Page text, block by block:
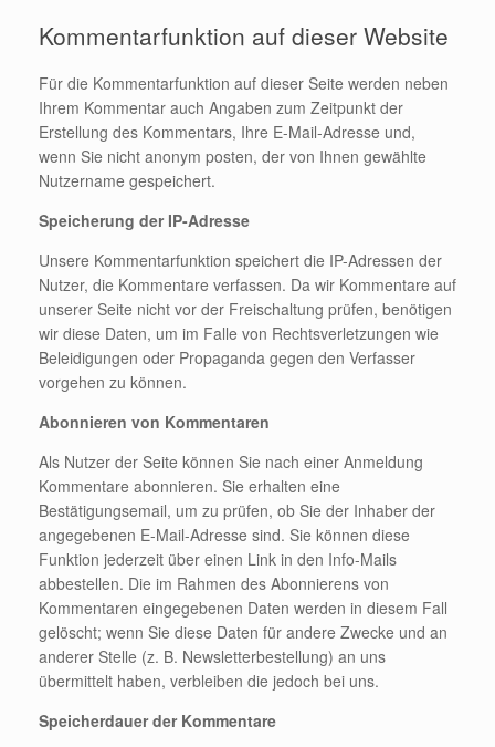
Kommentarfunktion auf dieser Website
Für die Kommentarfunktion auf dieser Seite werden neben
Ihrem Kommentar auch Angaben zum Zeitpunkt der
Erstellung des Kommentars, Ihre E-Mail-Adresse und,
wenn Sie nicht anonym posten, der von Ihnen gewählte
Nutzername gespeichert.
Speicherung der IP-Adresse
Unsere Kommentarfunktion speichert die IP-Adressen der
Nutzer, die Kommentare verfassen. Da wir Kommentare auf
unserer Seite nicht vor der Freischaltung prüfen, benötigen
wir diese Daten, um im Falle von Rechtsverletzungen wie
Beleidigungen oder Propaganda gegen den Verfasser
vorgehen zu können.
Abonnieren von Kommentaren
Als Nutzer der Seite können Sie nach einer Anmeldung
Kommentare abonnieren. Sie erhalten eine
Bestätigungsemail, um zu prüfen, ob Sie der Inhaber der
angegebenen E-Mail-Adresse sind. Sie können diese
Funktion jederzeit über einen Link in den Info-Mails
abbestellen. Die im Rahmen des Abonnierens von
Kommentaren eingegebenen Daten werden in diesem Fall
gelöscht; wenn Sie diese Daten für andere Zwecke und an
anderer Stelle (z. B. Newsletterbestellung) an uns
übermittelt haben, verbleiben die jedoch bei uns.
Speicherdauer der Kommentare